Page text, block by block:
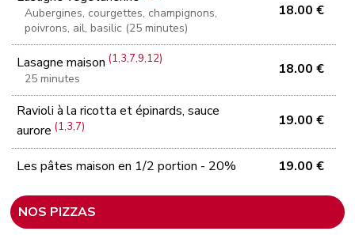
Aubergines, courgettes, champignons,
poivrons, ail, basilic (25 minutes)
18.00 €
Lasagne maison(1,3,7,9,12)
25 minutes
18.00 €
Ravioli à la ricotta et épinards, sauce
aurore(1,3,7) 19.00 €
Les pâtes maison en 1/2 portion - 20% 19.00 €
NOS PIZZAS